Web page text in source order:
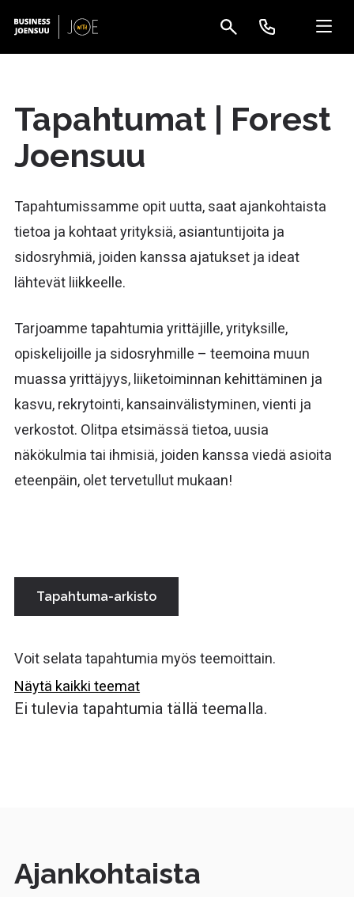
Tapahtumat | Forest
Joensuu
Tapahtumissamme opit uutta, saat ajankohtaista
tietoa ja kohtaat yrityksiä, asiantuntijoita ja
sidosryhmiä, joiden kanssa ajatukset ja ideat
lähtevät liikkeelle.
Tarjoamme tapahtumia yrittäjille, yrityksille,
opiskelijoille ja sidosryhmille – teemoina muun
muassa yrittäjyys, liiketoiminnan kehittäminen ja
kasvu, rekrytointi, kansainvälistyminen, vienti ja
verkostot. Olitpa etsimässä tietoa, uusia
näkökulmia tai ihmisiä, joiden kanssa viedä asioita
eteenpäin, olet tervetullut mukaan!
Tapahtuma-arkisto
Voit selata tapahtumia myös teemoittain.
Näytä kaikki teemat
Ei tulevia tapahtumia tällä teemalla.
Ajankohtaista